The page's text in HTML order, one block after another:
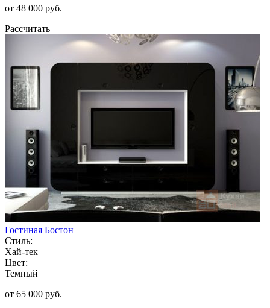
от 48 000 руб.
Рассчитать
Гостиная Бостон
Стиль:
Хай-тек
Цвет:
Темный
от 65 000 руб.